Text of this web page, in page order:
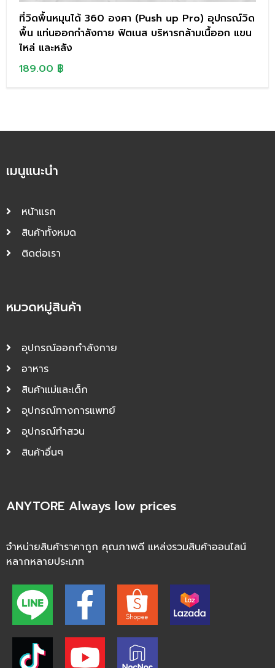
ที่วิดพื้นหมุนได้ 360 องศา (Push up Pro) อุปกรณ์วิด
พื้น แท่นออกกำลังกาย ฟิตเนส บริหารกล้ามเนื้ออก แขน
ไหล่ และหลัง
189.00 ฿
เมนูแนะนำ
หน้าแรก
สินค้าทั้งหมด
ติดต่อเรา
หมวดหมู่สินค้า
อุปกรณ์ออกกำลังกาย
อาหาร
สินค้าแม่และเด็ก
อุปกรณ์ทางการแพทย์
อุปกรณ์ทำสวน
สินค้าอื่นๆ
ANYTORE Always low prices
จำหน่ายสินค้าราคาถูก คุณภาพดี แหล่งรวมสินค้าออนไลน์
หลากหลายประเภท